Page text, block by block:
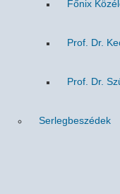
Főnix
Prof. Dr.
Prof. Dr.
Serlegbeszédek